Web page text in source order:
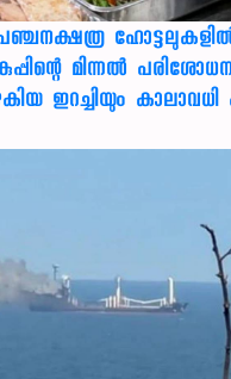
മിന്നൽ
ഇറച്ചിയും